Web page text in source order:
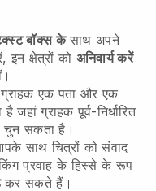
बॉक्स केसाथ अपने
इन क्षेत्रों को अनिवार्य करें
एक पता और एक
ग्राहक पूर्व-निर्धारित
चुन सकता है।
साथ चित्रों को संवाद
प्रवाह के हिस्से के रूप
कर सकते हैं।